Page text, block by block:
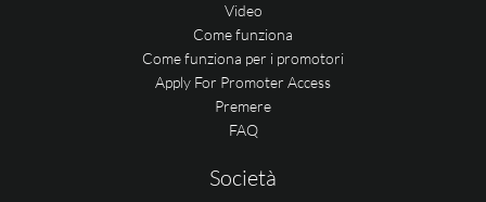
Video
Come funziona
Come funziona per i promotori
Apply For Promoter Access
Premere
FAQ
Società